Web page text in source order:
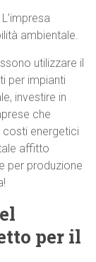
L’impresa
ambientale.
utilizzare il
per impianti
investire in
che
costi energetici
affitto
per produzione
per il